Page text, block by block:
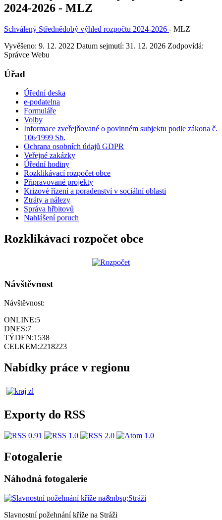
2024-2026 - MLZ
Schválený Střednědobý výhled rozpočtu 2024-2026 - MLZ
Vyvěšeno: 9. 12. 2022 Datum sejmutí: 31. 12. 2026 Zodpovídá:
Správce Webu
Úřad
Úřední deska
e-podatelna
Formuláře
Volby
Informace zveřejňované o povinném subjektu podle zákona č.
106⁄1999 Sb.
Ochrana osobních údajů GDPR
Veřejné zakázky
Úřední hodiny
Rozklikávací rozpočet obce
Připravované projekty
Krizové řízení a poradenství v sociální oblasti
Ztráty a nálezy
Správa hřbitovů
Nahlášení poruch
Rozklikávací rozpočet obce
Návštěvnost
Návštěvnost:
ONLINE:5
DNES:7
TÝDEN:1538
CELKEM:2218223
Nabídky práce v regionu
Exporty do RSS
Fotogalerie
Náhodná fotogalerie
Slavnostní požehnání kříže na Stráži